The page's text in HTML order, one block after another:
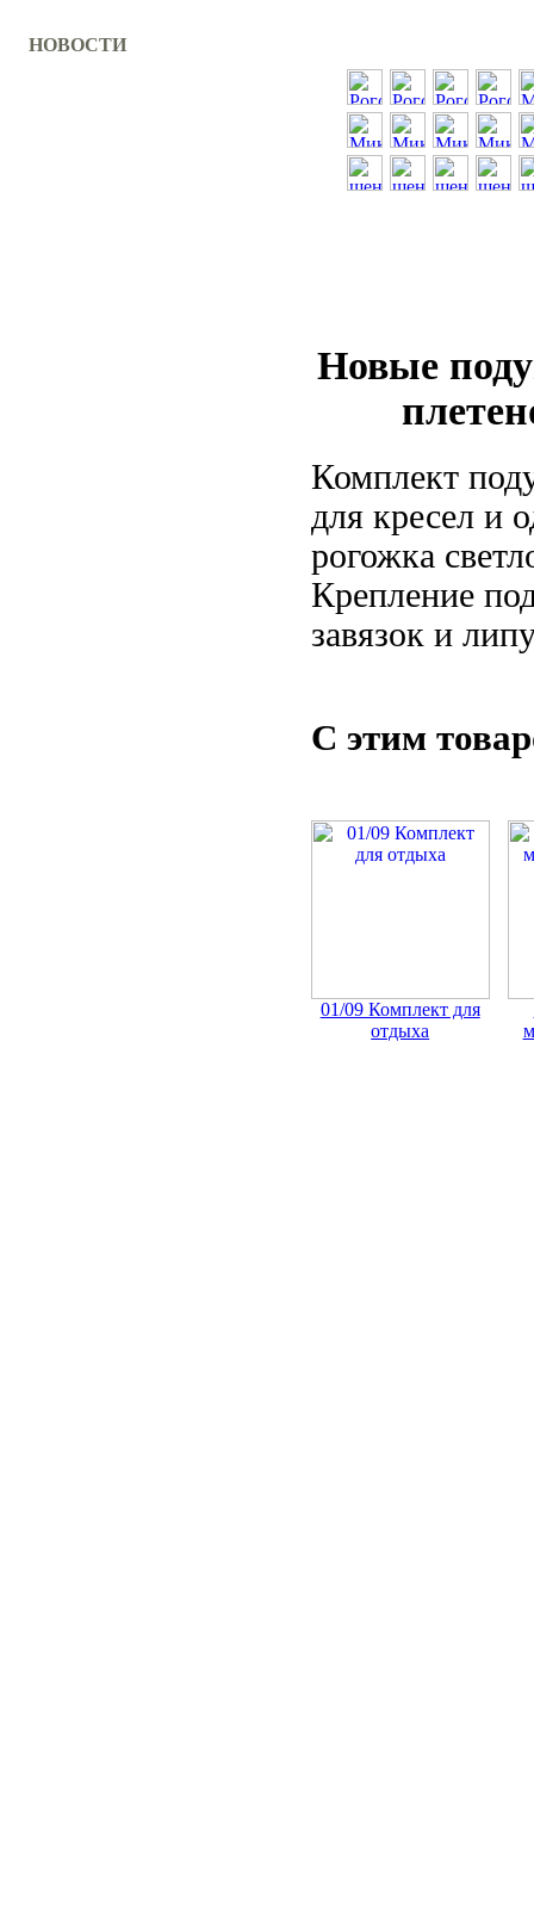
НОВОСТИ
Новые
Комплект
для кресел и
рогожка
Крепление
завязок и
С этим
01/09 Комплект для
отдыха